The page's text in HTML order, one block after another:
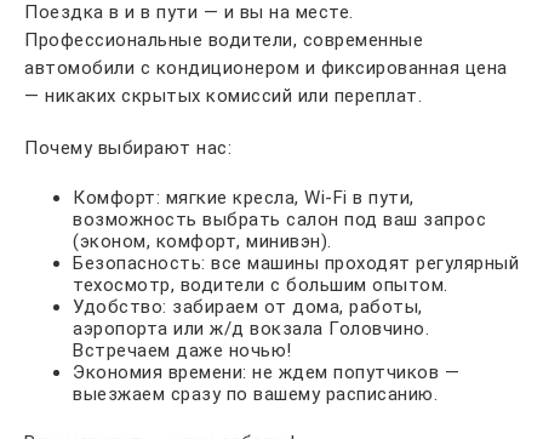
Поездка в и в пути — и вы на месте.
Профессиональные водители, современные
автомобили с кондиционером и фиксированная цена
— никаких скрытых комиссий или переплат.
Почему выбирают нас:
Комфорт: мягкие кресла, Wi-Fi в пути,
возможность выбрать салон под ваш запрос
(эконом, комфорт, минивэн).
Безопасность: все машины проходят регулярный
техосмотр, водители с большим опытом.
Удобство: забираем от дома, работы,
аэропорта или ж/д вокзала Головчино.
Встречаем даже ночью!
Экономия времени: не ждем попутчиков —
выезжаем сразу по вашему расписанию.